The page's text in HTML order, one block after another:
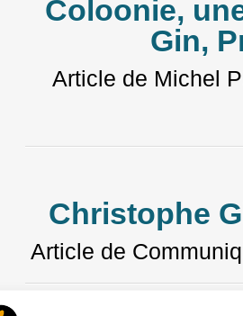
Coloonie,
Gin,
Article de Michel
Christophe
Article de